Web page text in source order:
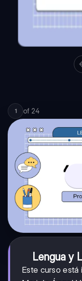
1 of 24
Lengua y
Este curso